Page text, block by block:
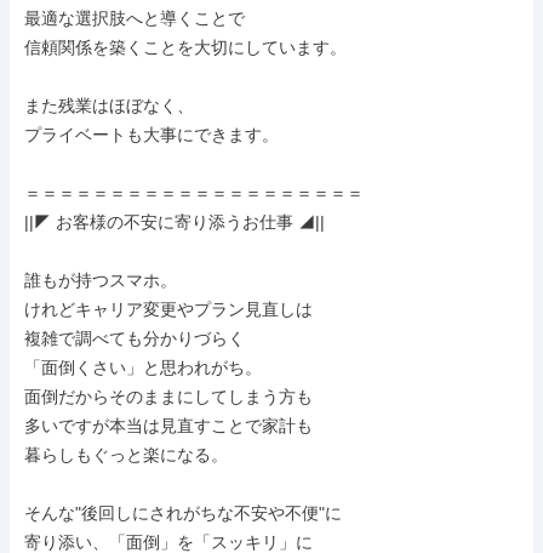
最適な選択肢へと導くことで
信頼関係を築くことを大切にしています。
また残業はほぼなく、
プライベートも大事にできます。
＝＝＝＝＝＝＝＝＝＝＝＝＝＝＝＝＝＝＝＝
||◤ お客様の不安に寄り添うお仕事 ◢||
誰もが持つスマホ。
けれどキャリア変更やプラン見直しは
複雑で調べても分かりづらく
「面倒くさい」と思われがち。
面倒だからそのままにしてしまう方も
多いですが本当は見直すことで家計も
暮らしもぐっと楽になる。
そんな"後回しにされがちな不安や不便"に
寄り添い、「面倒」を「スッキリ」に